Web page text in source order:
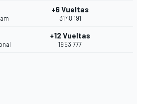
+6 Vueltas
31'48.191
+12 Vueltas
19'53.777